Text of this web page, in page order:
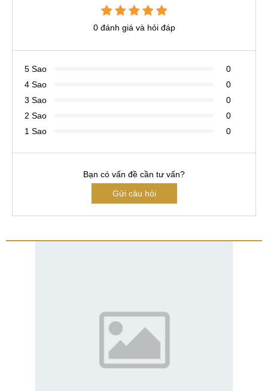
0 đánh giá và hỏi đáp
5 Sao
0
4 Sao
0
3 Sao
0
2 Sao
0
1 Sao
0
Bạn có vấn đề cần tư vấn?
Gửi câu hỏi